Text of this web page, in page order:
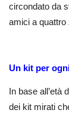
circondato da
amici a quattro
Un kit per
In base all’età
dei kit mirati